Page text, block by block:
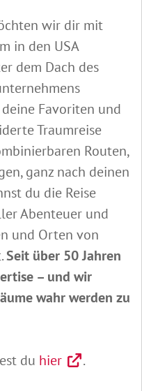
wir dir mit
in den USA
dem Dach des
Favoriten und
Traumreise
Routen,
ganz nach deinen
du die Reise
Abenteuer und
und Orten von
Seit über 50 Jahren
– und wir
wahr werden zu
du hier .